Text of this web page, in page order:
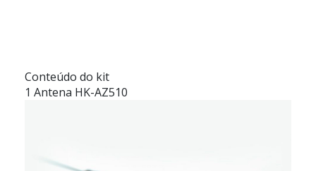
Conteúdo do kit
1 Antena HK-AZ510